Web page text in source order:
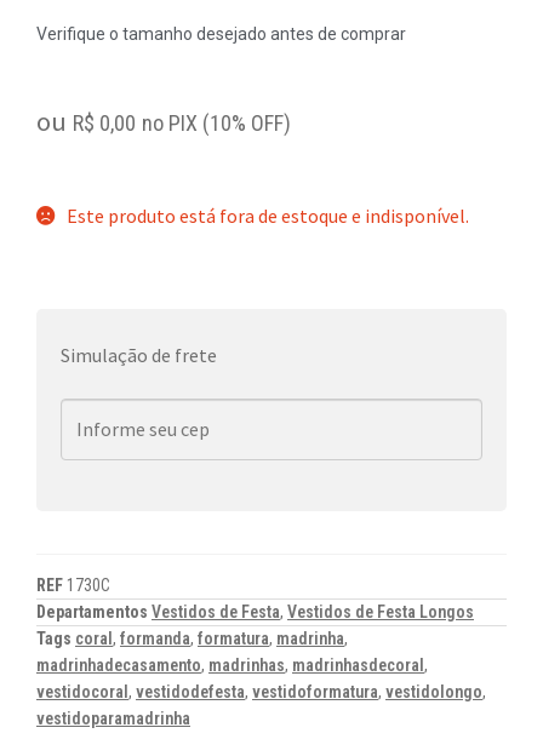
Verifique o tamanho desejado antes de comprar
ou R$ 0,00 no PIX (10% OFF)
Este produto está fora de estoque e indisponível.
Simulação de frete
REF 1730C
Departamentos Vestidos de Festa, Vestidos de Festa Longos
Tags coral , formanda, formatura, madrinha,
madrinhadecasamento, madrinhas, madrinhasdecoral ,
vestidocoral , vestidodefesta, vestidoformatura, vestidolongo,
vestidoparamadrinha